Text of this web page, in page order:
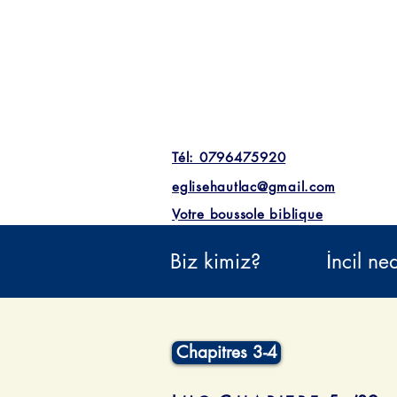
Tél: 0796475920
eglisehautlac@gmail.com
Votre boussole biblique
Biz kimiz? İncil
Chapitres 3-4